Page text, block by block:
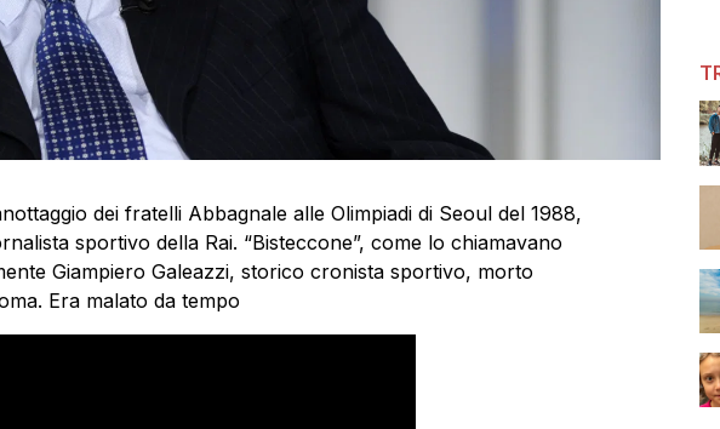
dei fratelli Abbagnale alle Olimpiadi di Seoul del 1988,
sportivo della Rai. “Bisteccone”, come lo chiamavano
Giampiero Galeazzi, storico cronista sportivo, morto
Era malato da tempo